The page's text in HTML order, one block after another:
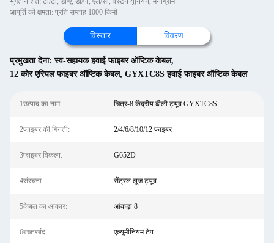
आपूर्ति की क्षमता: प्रति सप्ताह 1000 किमी
विस्तार विवरण
प्रमुखता देना:स्व-सहायक हवाई फाइबर ऑप्टिक केबल,
12 कोर एरियल फाइबर ऑप्टिक केबल, GYXTC8S हवाई फाइबर ऑप्टिक केबल
1उत्पाद का नाम: चित्र-8 केंद्रीय ढीली ट्यूब GYXTC8S
2फाइबर की गिनती: 2/4/6/8/10/12 फाइबर
3फाइबर विकल्प: G652D
4संरचना: सेंट्रल लूज ट्यूब
5केबल का आकार: आंकड़ा 8
6बख़्तरबंद: एल्यूमीनियम टेप